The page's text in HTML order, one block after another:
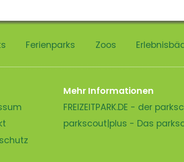
Ferienparks Zoos
Mehr Informationen
FREIZEITPARK.DE - der
parkscout|plus - Das